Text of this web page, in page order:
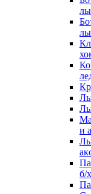
и
б/х